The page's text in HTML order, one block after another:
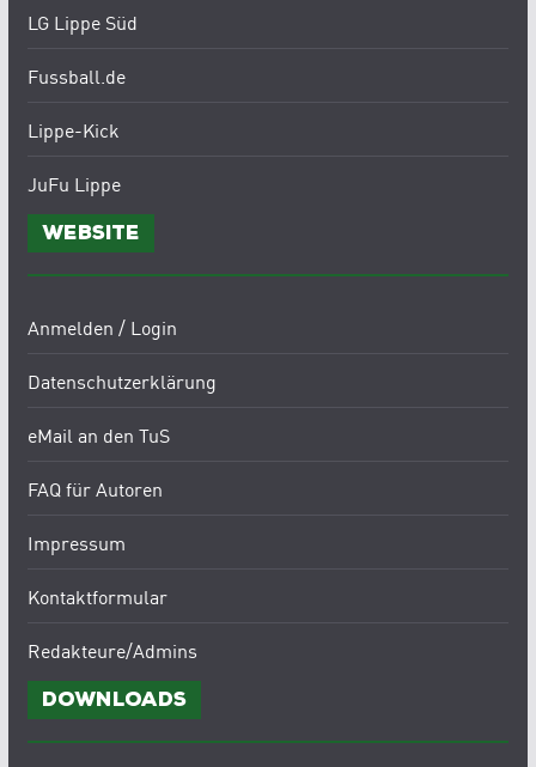
LG Lippe Süd
Fussball.de
Lippe-Kick
JuFu Lippe
Website
Anmelden / Login
Datenschutzerklärung
eMail an den TuS
FAQ für Autoren
Impressum
Kontaktformular
Redakteure/Admins
Downloads